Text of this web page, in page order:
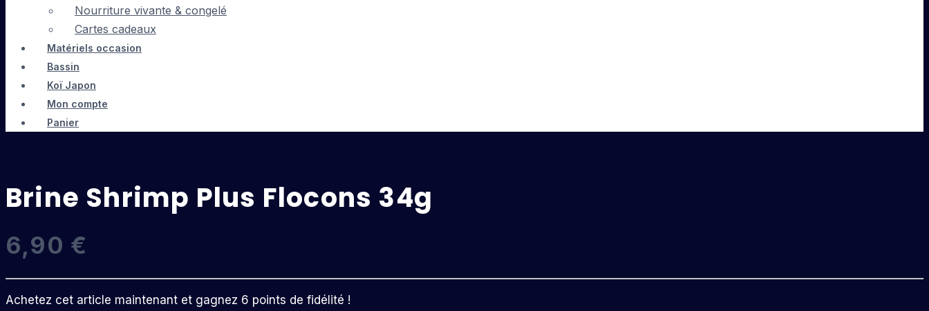
Nourriture vivante & congelé
Cartes cadeaux
Matériels occasion
Bassin
Koï Japon
Mon compte
Panier
Brine Shrimp Plus Flocons 34g
6,90 €
Achetez cet article maintenant et gagnez 6 points de fidélité !